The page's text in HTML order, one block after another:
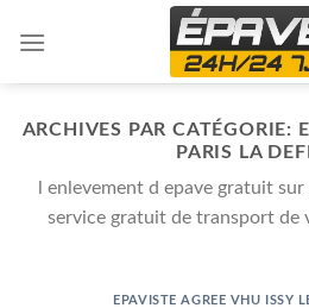
ARCHIVES PAR CATÉGORIE:
PARIS LA
l enlevement d epave gratuit
service gratuit de transport de
EPAVISTE AGREE VHU ISSY